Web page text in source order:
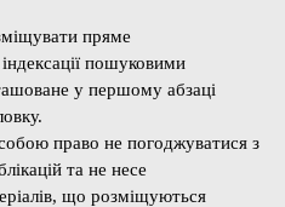
пряме
пошуковими
у першому абзаці
право не погоджуватися з
та не несе
що розміщуються